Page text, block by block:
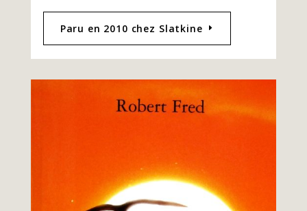
Paru en 2010 chez Slatkine